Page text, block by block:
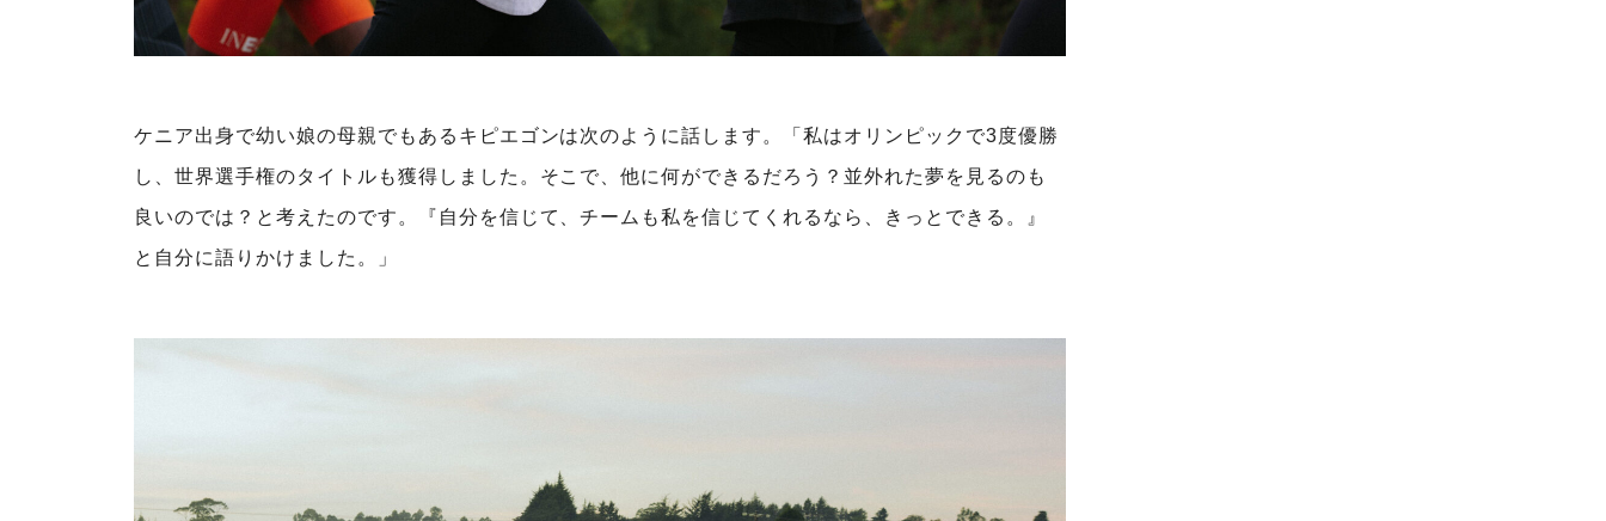
ケニア出身で幼い娘の母親でもあるキピエゴンは次のように話します。「私はオリンピックで3度優勝
し、世界選手権のタイトルも獲得しました。そこで、他に何ができるだろう？並外れた夢を見るのも
良いのでは？と考えたのです。『自分を信じて、チームも私を信じてくれるなら、きっとできる。』
と自分に語りかけました。」